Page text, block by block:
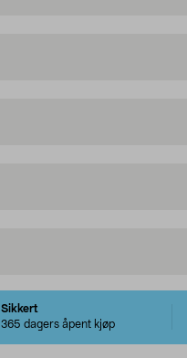
Sikkert
365 dagers åpent kjøp